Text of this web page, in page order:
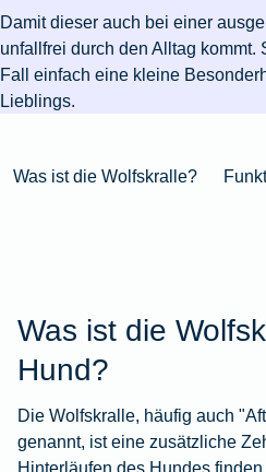
Zur
Artikelübersicht
Gelände
Zur
Artikelübersicht
Damit dieser auch bei einer
unfallfrei durch den Alltag
Fall einfach eine kleine
Lieblings.
Was ist die Wolfskralle?
Was ist die
Hund?
Die Wolfskralle, häufig auch
genannt, ist eine zusätzliche
Hinterläufen des Hundes